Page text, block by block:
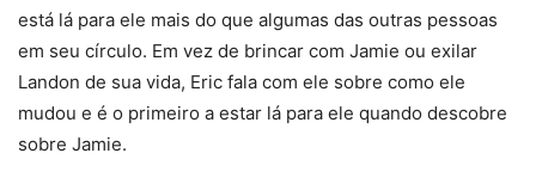
está lá para ele mais do que algumas das outras pessoas
em seu círculo. Em vez de brincar com Jamie ou exilar
Landon de sua vida, Eric fala com ele sobre como ele
mudou e é o primeiro a estar lá para ele quando descobre
sobre Jamie.